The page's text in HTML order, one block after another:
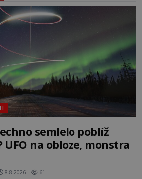
semlelo poblíž
na obloze, monstra
8.8.2026 61